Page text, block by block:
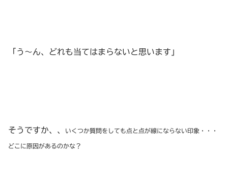
「う～ん、どれも当てはまらないと思います」
そうですか、、 いくつか質問をしても点と点が線にならない印象・・・
どこに原因があるのかな？